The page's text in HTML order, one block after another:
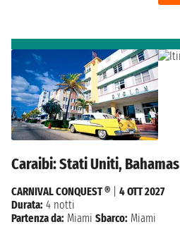
Caraibi: Stati Uniti, Bahamas
CARNIVAL CONQUEST ®
4 OTT 2027
Durata: 4 notti
Partenza da: Miami Sbarco: Miami